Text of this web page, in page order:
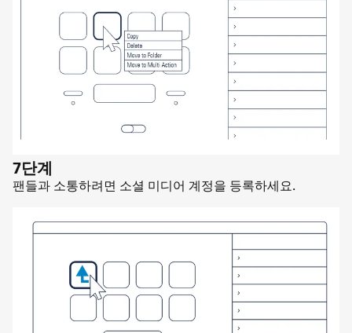
7단계
팬들과 소통하려면 소셜 미디어 계정을 등록하세요.